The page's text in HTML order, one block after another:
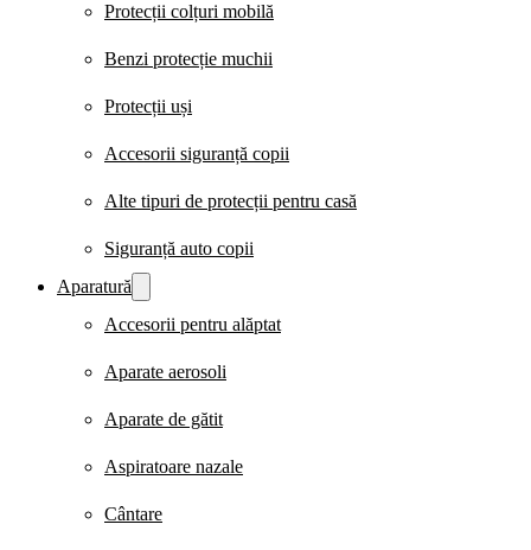
Protecții colțuri mobilă
Benzi protecție muchii
Protecții uși
Accesorii siguranță copii
Alte tipuri de protecții pentru casă
Siguranță auto copii
Aparatură
Accesorii pentru alăptat
Aparate aerosoli
Aparate de gătit
Aspiratoare nazale
Cântare